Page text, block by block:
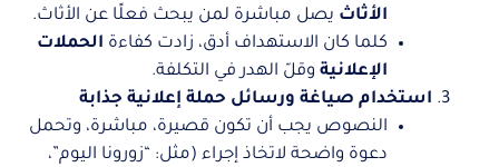
الأثاث يصل مباشرة لمن يبحث فعلًا عن الأثاث.
كلما كان الاستهداف أدق، زادت كفاءة الحملات
الإعلانية وقلّ الهدر في التكلفة.
استخدام صياغة ورسائل حملة إعلانية جذابة
النصوص يجب أن تكون قصيرة، مباشرة، وتحمل
دعوة واضحة لاتخاذ إجراء (مثل: “زورونا اليوم”،